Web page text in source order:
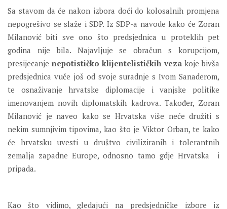
Sa stavom da će nakon izbora doći do kolosalnih promjena
nepogrešivo se slaže i SDP. Iz SDP-a navode kako će Zoran
Milanović biti sve ono što predsjednica u proteklih pet
godina nije bila. Najavljuje se obračun s korupcijom,
presijecanjenepotističko klijentelističkih vezakoje bivša
predsjednica vuče još od svoje suradnje s Ivom Sanaderom,
te osnaživanje hrvatske diplomacije i vanjske politike
imenovanjem novih diplomatskih kadrova. Također, Zoran
Milanović je naveo kako se Hrvatska više neće družiti s
nekim sumnjivim tipovima, kao što je Viktor Orban, te kako
će hrvatsku uvesti u društvo civiliziranih i tolerantnih
zemalja zapadne Europe, odnosno tamo gdje Hrvatska i
pripada.
Kao što vidimo, gledajući na predsjedničke izbore iz